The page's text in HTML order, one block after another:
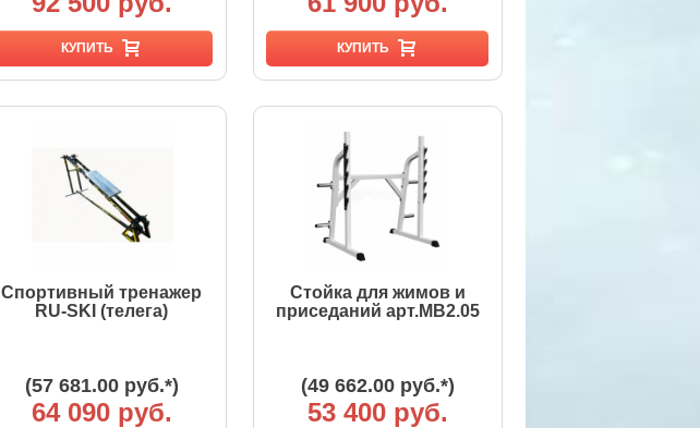
КУПИТЬ КУПИТЬ
Спортивный тренажер
RU-SKI (телега)
(57 681.00 руб.*)
64 090 руб.
Стойка для жимов и
приседаний арт.MB2.05
(49 662.00 руб.*)
53 400 руб.